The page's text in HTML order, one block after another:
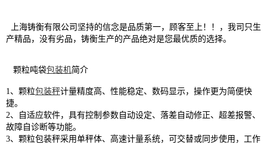
上海铸衡有限公司坚持的信念是品质第一，顾客至上！！，我司只生
产精品，没有劣品，铸衡生产的产品绝对是您最优质的选择。
颗粒吨袋包装机简介
1、颗粒包装秤计量精度高、性能稳定、数码显示，操作更为简便快
捷。
2、自适应软件，具有控制参数自动设定、落差自动修正、超差报警、
故障自诊断等功能。
3、颗粒包装秤采用单秤体、高速计量系统，可交替或同步使用，工作